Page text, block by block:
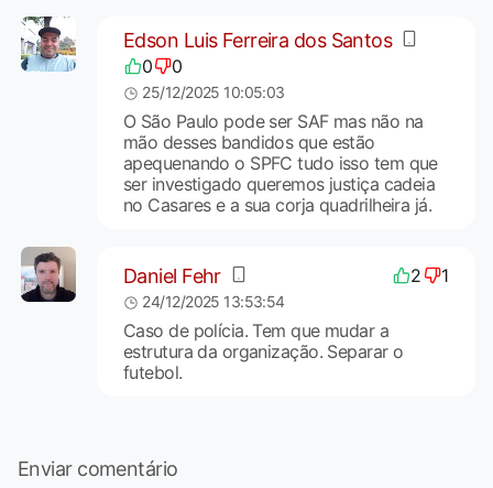
Edson Luis Ferreira dos Santos
0 0
25/12/2025 10:05:03
O São Paulo pode ser SAF mas não na
mão desses bandidos que estão
apequenando o SPFC tudo isso tem que
ser investigado queremos justiça cadeia
no Casares e a sua corja quadrilheira já.
Daniel Fehr 2 1
24/12/2025 13:53:54
Caso de polícia. Tem que mudar a
estrutura da organização. Separar o
futebol.
Enviar comentário